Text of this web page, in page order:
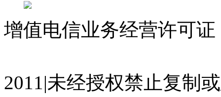
增值电信业务经营许可
2011|未经授权禁止复制